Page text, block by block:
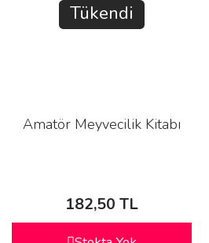
Tükendi
Amatör Meyvecilik Kitabı
182,50 TL